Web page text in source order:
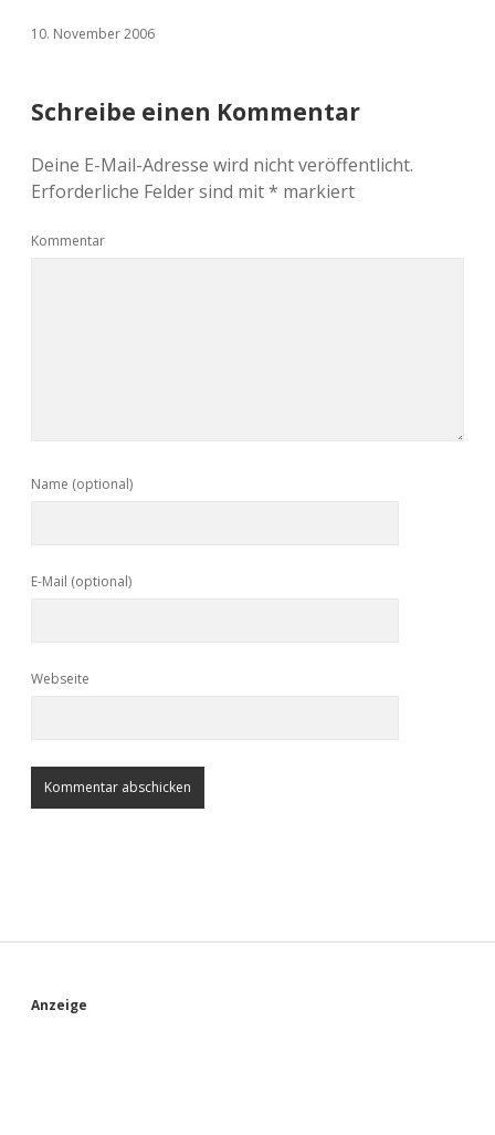
10. November 2006
Schreibe einen Kommentar
Deine E-Mail-Adresse wird nicht veröffentlicht.
Erforderliche Felder sind mit* markiert
Kommentar
Name (optional)
E-Mail (optional)
Webseite
S
Anzeige